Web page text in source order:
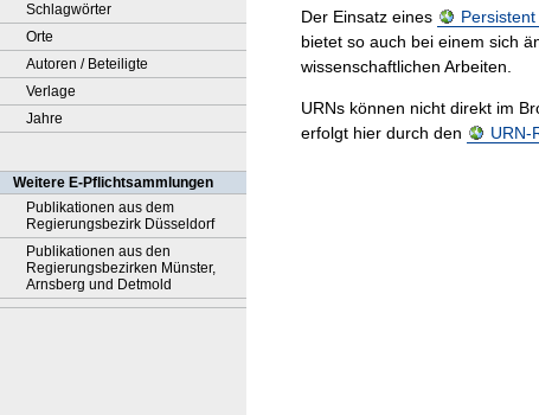
Schlagwörter
Orte
Autoren / Beteiligte
Verlage
Jahre
Weitere E-Pflichtsammlungen
Publikationen aus dem
Regierungsbezirk Düsseldorf
Publikationen aus den
Regierungsbezirken Münster,
Arnsberg und Detmold
Der Einsatz eines
bietet so auch bei einem sich
wissenschaftlichen Arbeiten.
URNs können nicht direkt im
erfolgt hier durch den
URN-